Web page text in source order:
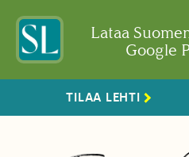
Lataa
Google
TILAA LEHTI